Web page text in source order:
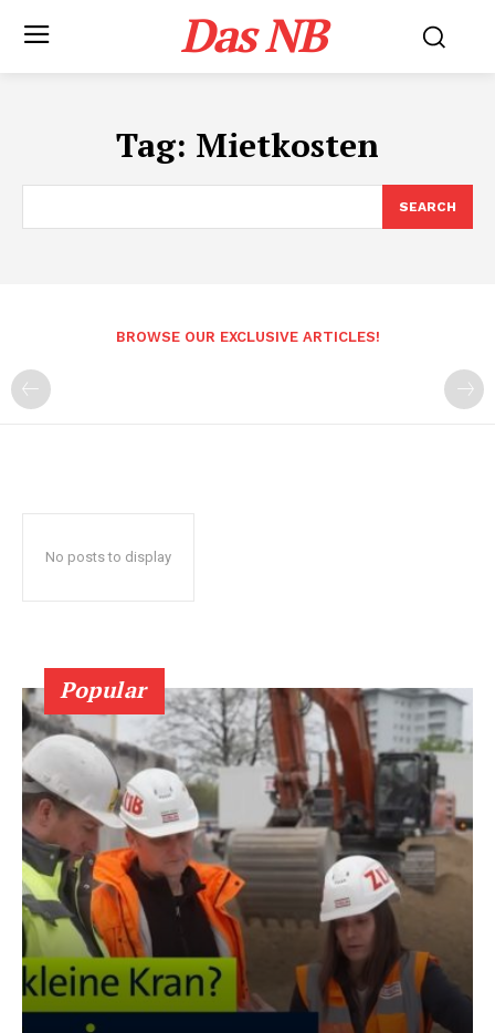
Das NB
Tag: Mietkosten
SEARCH
BROWSE OUR EXCLUSIVE ARTICLES!
No posts to display
Popular